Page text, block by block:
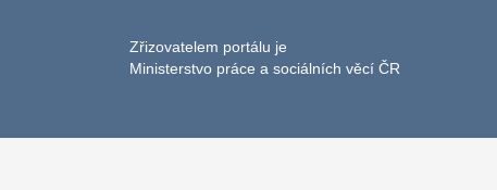
Zřizovatelem portálu je
Ministerstvo práce a sociálních věcí ČR